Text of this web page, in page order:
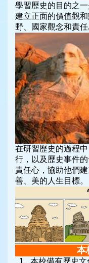
學習歷史的目的之
建立正面的價值觀
野、國家觀念和責任
在研習歷史的過程
行，以及歷史事件
責任心，協助他們
善、美的人生目標。
本